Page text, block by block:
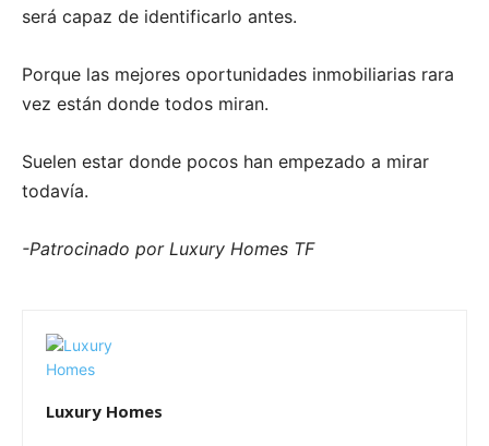
será capaz de identificarlo antes.
Porque las mejores oportunidades inmobiliarias rara
vez están donde todos miran.
Suelen estar donde pocos han empezado a mirar
todavía.
-Patrocinado por Luxury Homes TF
Luxury Homes